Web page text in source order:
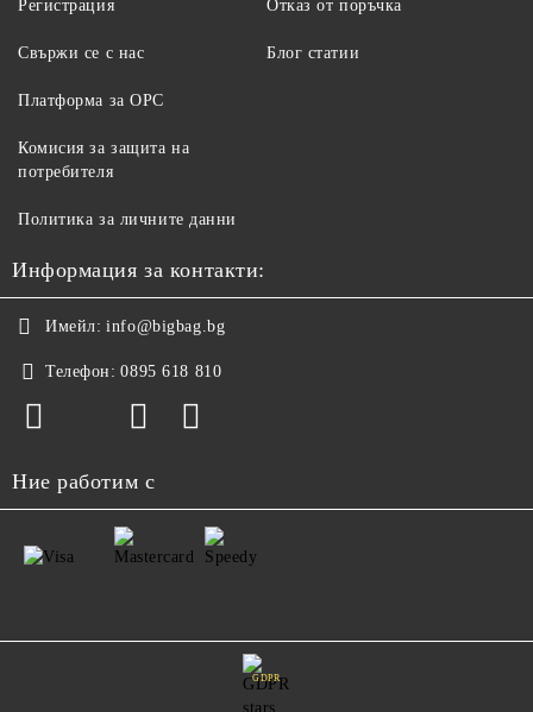
Регистрация
Свържи се с нас
Отказ от поръчка
Блог статии
Платформа за ОРС
Комисия за защита на
потребителя
Политика за личните данни
Информация за контакти:
Имейл: info@bigbag.bg
Телефон: 0895 618 810
Ние работим с
GDPR